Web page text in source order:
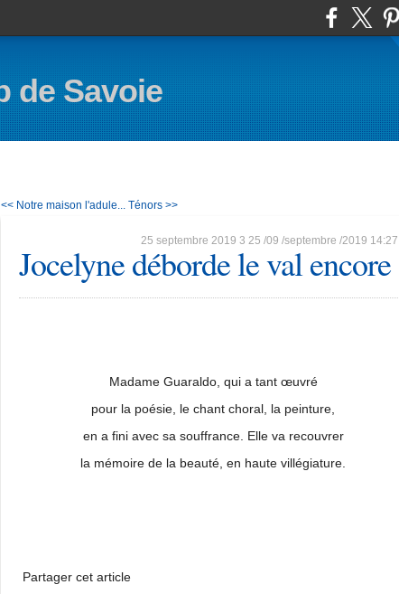
de Savoie
<< Notre maison l'adule... Ténors >>
25 septembre 2019 3 25 /09 /septembre /2019 14:27
Jocelyne déborde le val encore
Madame Guaraldo, qui a tant œuvré
pour la poésie, le chant choral, la peinture,
en a fini avec sa souffrance. Elle va recouvrer
la mémoire de la beauté, en haute villégiature.
Partager cet article